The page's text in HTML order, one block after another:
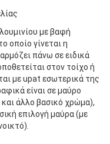
με βαφή
οποίο γίνεται η
πάνω σε ειδικά
στον τοίχο ή
με upat εσωτερικά της
είναι σε μαύρο
και άλλο βασικό χρώμα),
επιλογή μαύρα (με